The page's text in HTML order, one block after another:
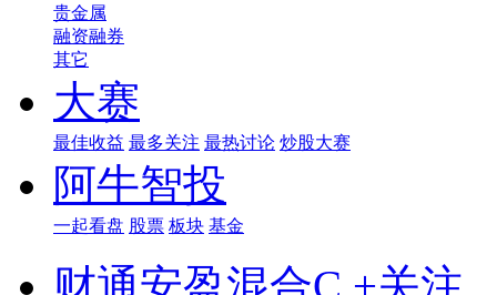
贵金属
融资融券
其它
大赛
最佳收益 最多关注 最热讨论 炒股大赛
阿牛智投
一起看盘 股票 板块 基金